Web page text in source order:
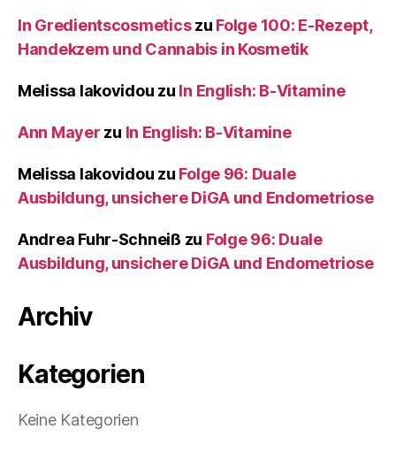
In Gredientscosmeticszu Folge 100: E-Rezept,
Handekzem und Cannabis in Kosmetik
Melissa Iakovidou zu In English: B-Vitamine
Ann Mayer zu In English: B-Vitamine
Melissa Iakovidou zu Folge 96: Duale
Ausbildung, unsichere DiGA und Endometriose
Andrea Fuhr-Schneiß zu Folge 96: Duale
Ausbildung, unsichere DiGA und Endometriose
Archiv
Kategorien
Keine Kategorien